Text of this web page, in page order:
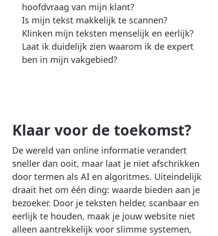
hoofdvraag van mijn klant?
Is mijn tekst makkelijk te scannen?
Klinken mijn teksten menselijk en eerlijk?
Laat ik duidelijk zien waarom ik de expert
ben in mijn vakgebied?
Klaar voor de toekomst?
De wereld van online informatie verandert
sneller dan ooit, maar laat je niet afschrikken
door termen als AI en algoritmes. Uiteindelijk
draait het om één ding: waarde bieden aan je
bezoeker. Door je teksten helder, scanbaar en
eerlijk te houden, maak je jouw website niet
alleen aantrekkelijk voor slimme systemen,